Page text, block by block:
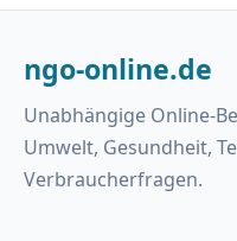
ngo-online.de
Unabhängige Online-
Umwelt, Gesundheit,
Verbraucherfragen.